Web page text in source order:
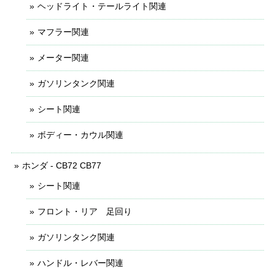
ヘッドライト・テールライト関連
マフラー関連
メーター関連
ガソリンタンク関連
シート関連
ボディー・カウル関連
ホンダ - CB72 CB77
シート関連
フロント・リア 足回り
ガソリンタンク関連
ハンドル・レバー関連